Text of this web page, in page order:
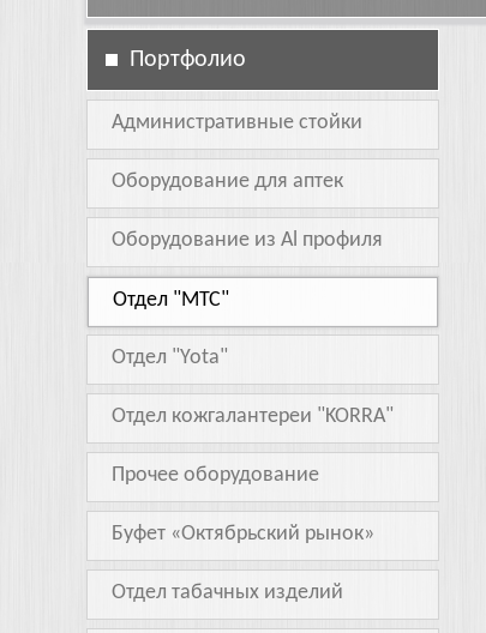
Портфолио
Административные стойки
Оборудование для аптек
Оборудование из Al профиля
Отдел "МТС"
Отдел "Yota"
Отдел кожгалантереи "KORRA"
Прочее оборудование
Буфет «Октябрьский рынок»
Отдел табачных изделий